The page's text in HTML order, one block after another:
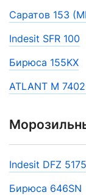
Саратов 153
Indesit SFR 100
Бирюса 155KX
ATLANT М
Indesit DFZ 5175
Бирюса 646SN